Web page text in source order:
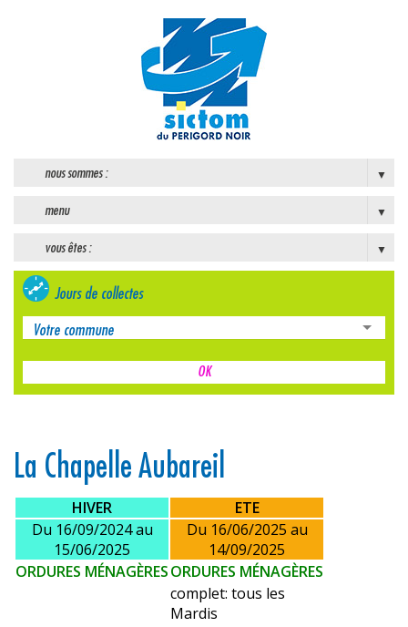
nous sommes :
menu
vous êtes :
Jours de collectes
La Chapelle Aubareil
HIVER
ETE
Du 16/09/2024 au
15/06/2025
Du 16/06/2025 au
14/09/2025
ORDURES MÉNAGÈRESORDURES MÉNAGÈRES
complet: tous les
Mardis